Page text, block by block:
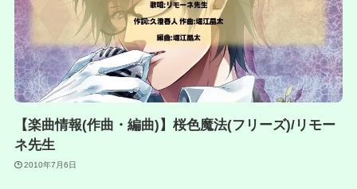
【楽曲情報(作曲・編曲)】桜色魔法(フリーズ)/リモー
ネ先生
2010年7月6日